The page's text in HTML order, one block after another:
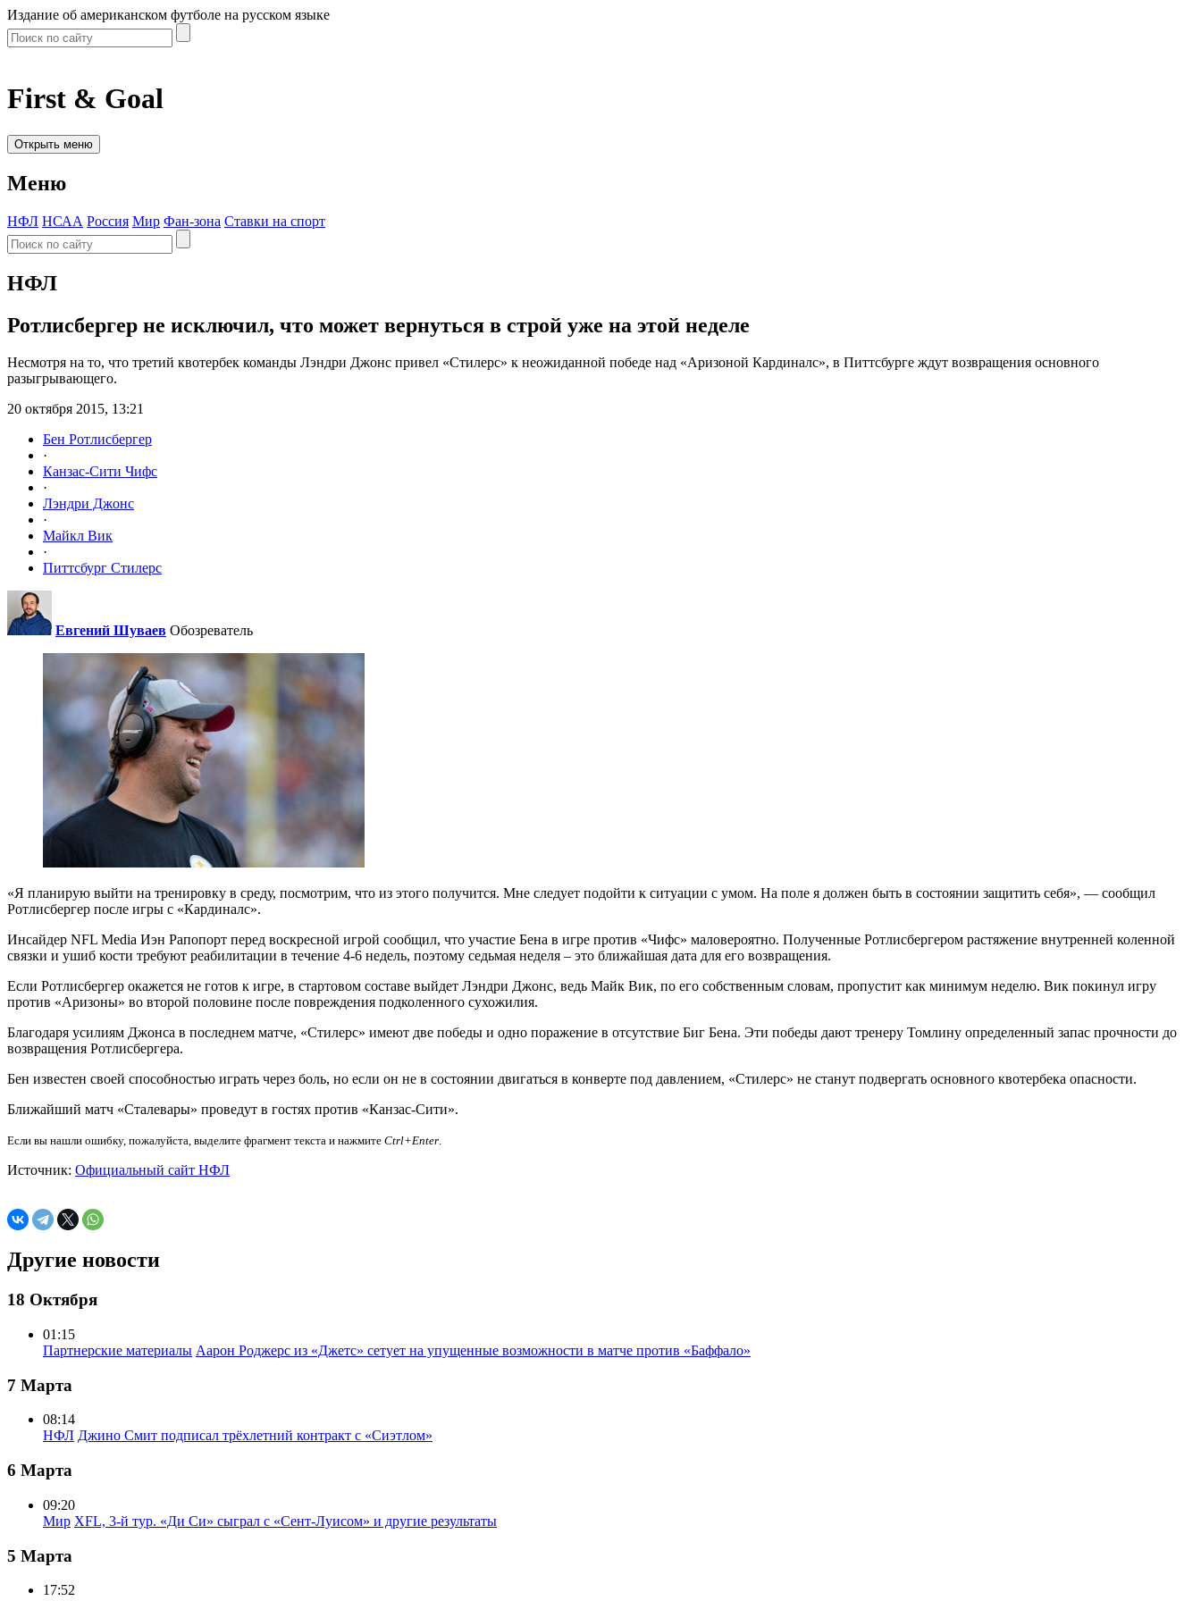
Издание об американском футболе на русском языке
First & Goal
Открыть меню
Меню
НФЛ НСАА Россия Мир Фан-зона Ставки на спорт
НФЛ
Ротлисбергер не исключил, что может вернуться в строй уже на этой неделе
Несмотря на то, что третий квотербек команды Лэндри Джонс привел «Стилерс» к неожиданной победе над «Аризоной Кардиналс», в Питтсбурге ждут возвращения основного
разыгрывающего.
20 октября 2015, 13:21
Бен Ротлисбергер
·
Канзас-Сити Чифс
·
Лэндри Джонс
·
Майкл Вик
·
Питтсбург Стилерс
Евгений Шуваев Обозреватель
«Я планирую выйти на тренировку в среду, посмотрим, что из этого получится. Мне следует подойти к ситуации с умом. На поле я должен быть в состоянии защитить себя», — сообщил
Ротлисбергер после игры с «Кардиналс».
Инсайдер NFL Media Иэн Рапопорт перед воскресной игрой сообщил, что участие Бена в игре против «Чифс» маловероятно. Полученные Ротлисбергером растяжение внутренней коленной
связки и ушиб кости требуют реабилитации в течение 4-6 недель, поэтому седьмая неделя – это ближайшая дата для его возвращения.
Если Ротлисбергер окажется не готов к игре, в стартовом составе выйдет Лэндри Джонс, ведь Майк Вик, по его собственным словам, пропустит как минимум неделю. Вик покинул игру
против «Аризоны» во второй половине после повреждения подколенного сухожилия.
Благодаря усилиям Джонса в последнем матче, «Стилерс» имеют две победы и одно поражение в отсутствие Биг Бена. Эти победы дают тренеру Томлину определенный запас прочности до
возвращения Ротлисбергера.
Бен известен своей способностью играть через боль, но если он не в состоянии двигаться в конверте под давлением, «Стилерс» не станут подвергать основного квотербека опасности.
Ближайший матч «Сталевары» проведут в гостях против «Канзас-Сити».
Если вы нашли ошибку, пожалуйста, выделите фрагмент текста и нажмите Ctrl+Enter.
Источник: Официальный сайт НФЛ
Другие новости
18 Октября
01:15
Партнерские материалы Аарон Роджерс из «Джетс» сетует на упущенные возможности в матче против «Баффало»
7 Марта
08:14
НФЛ Джино Смит подписал трёхлетний контракт с «Сиэтлом»
6 Марта
09:20
Мир XFL, 3-й тур. «Ди Си» сыграл с «Сент-Луисом» и другие результаты
5 Марта
17:52